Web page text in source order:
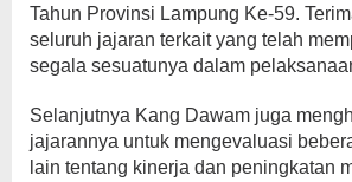
Tahun Provinsi Lampung Ke-59.
seluruh jajaran terkait yang telah
segala sesuatunya dalam
Selanjutnya Kang Dawam juga
jajarannya untuk mengevaluasi
lain tentang kinerja dan peningkatan